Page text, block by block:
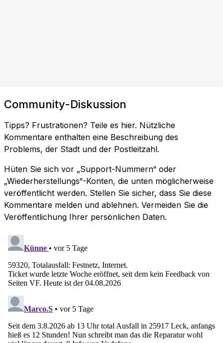
Community-Diskussion
Tipps? Frustrationen? Teile es hier. Nützliche
Kommentare enthalten eine Beschreibung des
Problems, der Stadt und der Postleitzahl.
Hüten Sie sich vor „Support-Nummern“ oder
„Wiederherstellungs“-Konten, die unten möglicherweise
veröffentlicht werden. Stellen Sie sicher, dass Sie diese
Kommentare melden und ablehnen. Vermeiden Sie die
Veröffentlichung Ihrer persönlichen Daten.